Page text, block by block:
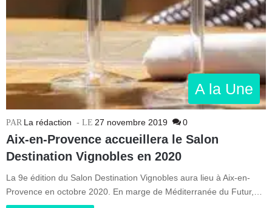
A la Une
La rédaction 27 novembre 2019 0
Aix-en-Provence accueillera le Salon
Destination Vignobles en 2020
La 9e édition du Salon Destination Vignobles aura lieu à Aix-en-
Provence en octobre 2020. En marge de Méditerranée du Futur,…